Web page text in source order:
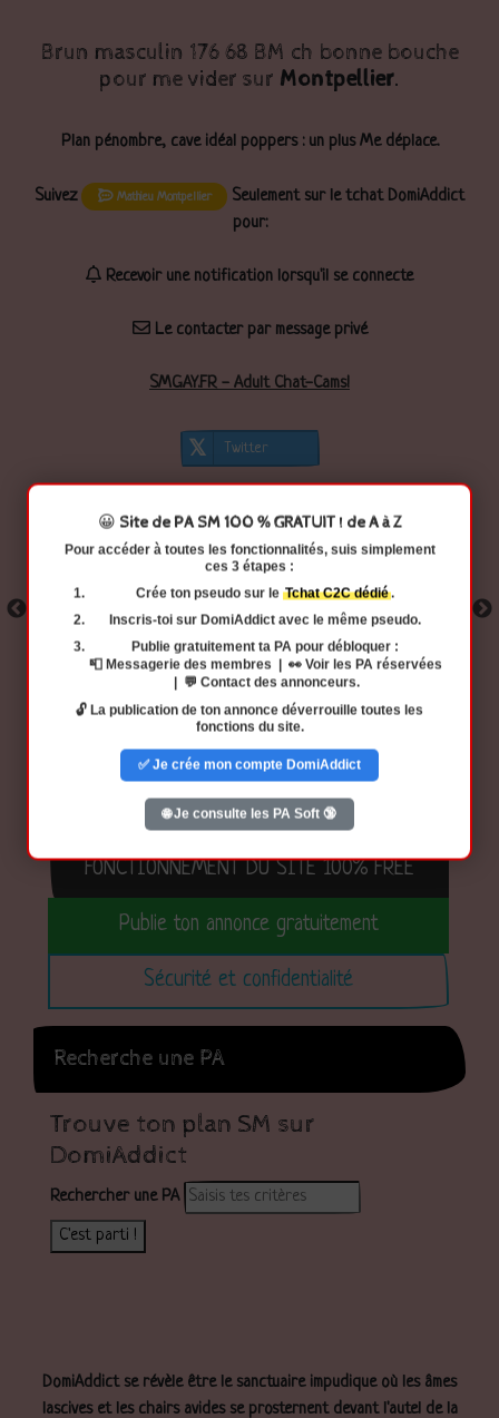
Brun masculin 176 68 BM ch bonne bouche
pour me vider sur Montpellier.
Plan pénombre, cave idéal poppers : un plus Me déplace.
Suivez Mathieu Montpellier
Seulement sur le tchat DomiAddict
pour:
Recevoir une notification lorsqu'il se connecte
Le contacter par message privé
SMGAY.FR - Adult Chat-Cams!
Twitter
Découvre le potentiel gratuit du site
FONCTIONNEMENT DU SITE 100% FREE
Publie ton annonce gratuitement
Sécurité et confidentialité
Recherche une PA
Trouve ton plan SM sur
DomiAddict
Rechercher une PA
C'est parti !
😀 Site de PA SM 100 % GRATUIT ! de A à Z
Pour accéder à toutes les fonctionnalités, suis simplement
ces 3 étapes :
Crée ton pseudo sur le Tchat C2C dédié.
Inscris-toi sur DomiAddict avec le même pseudo.
Publie gratuitement ta PA pour débloquer :
📮 Messagerie des membres | 👀 Voir les PA réservées
| 💬 Contact des annonceurs.
🔓 La publication de ton annonce déverrouille toutes les
fonctions du site.
✅ Je crée mon compte DomiAddict
🌐 Je consulte les PA Soft 🔞
DomiAddict se révèle être le sanctuaire impudique où les âmes
lascives et les chairs avides se prosternent devant l'autel de la